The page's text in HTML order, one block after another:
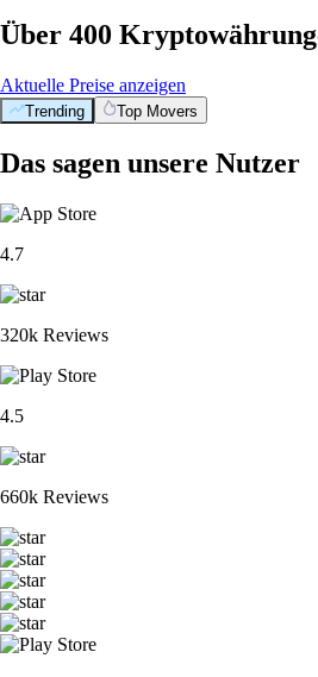
Über 400
Aktuelle Preise anzeigen
Trending Top Movers
Das sagen unsere Nutzer
4.7
320k Reviews
4.5
660k Reviews